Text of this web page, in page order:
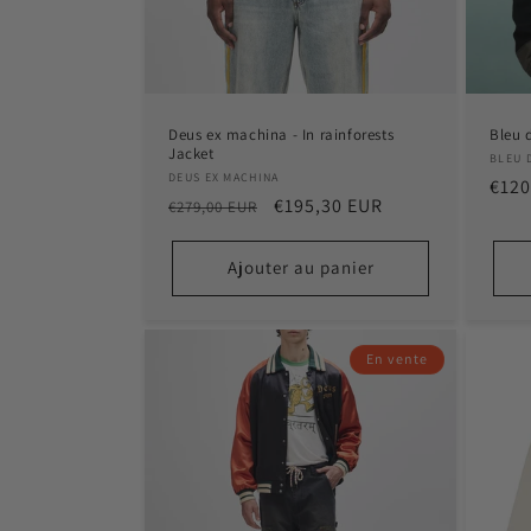
Deus ex machina - In rainforests
Jacket
Distributeur :
DEUS EX MACHINA
Prix
€279,00 EUR
Prix
€195,30 EUR
Ajouter au panier
Bleu
BLEU
Prix
En vente